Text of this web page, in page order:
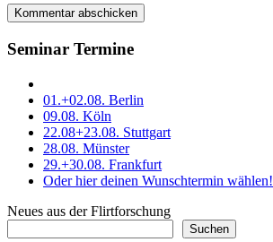
bitte
leer
lassen
Seminar Termine
01.+02.08. Berlin
09.08. Köln
22.08+23.08. Stuttgart
28.08. Münster
29.+30.08. Frankfurt
Oder hier deinen Wunschtermin wählen!
Neues aus der Flirtforschung
Suchen